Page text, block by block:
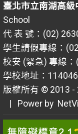
臺北市立南湖高級
School
代 表 號：(02)
學生請假專線：
校安 (緊急) 專線
學校地址：
版權所有 © 2013 -
| Power by